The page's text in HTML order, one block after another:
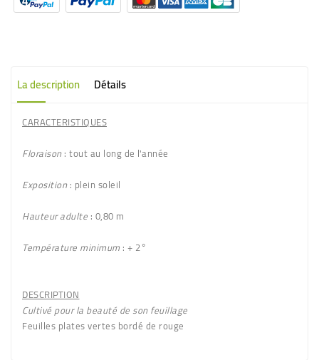
La description Détails
CARACTERISTIQUES
Floraison: tout au long de l'année
Exposition: plein soleil
Hauteur adulte : 0,80 m
Température minimum : + 2°
DESCRIPTION
Cultivé pour la beauté de son feuillage
Feuilles platesvertes bordé de rouge